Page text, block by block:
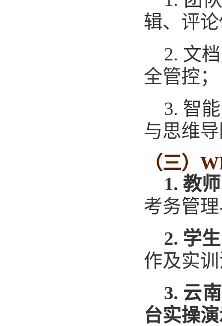
辑、评
2. 文
全管控；
3. 智
与思维
（三）
1. 教
考务管
2. 学
作及实
3. 云
台实操